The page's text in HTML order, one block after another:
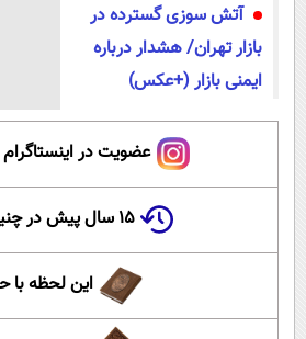
آتش‌ سوزی گسترده در
بازار تهران/ هشدار درباره
ایمنی بازار (+عکس)
عضویت در
۱۵ سال پیش در چنین روزی
این لحظه با